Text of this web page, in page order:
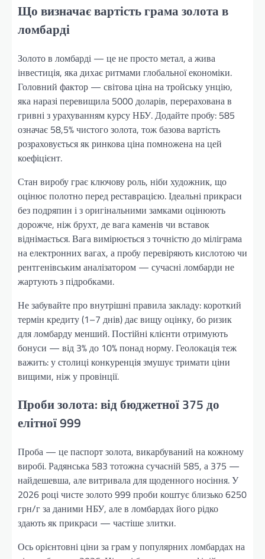
Що визначає вартість грама золота в
ломбарді
Золото в ломбарді — це не просто метал, а жива
інвестиція, яка дихає ритмами глобальної економіки.
Головний фактор — світова ціна на тройську унцію,
яка наразі перевищила 5000 доларів, перерахована в
гривні з урахуванням курсу НБУ. Додайте пробу: 585
означає 58,5% чистого золота, тож базова вартість
розраховується як ринкова ціна помножена на цей
коефіцієнт.
Стан виробу грає ключову роль, ніби художник, що
оцінює полотно перед реставрацією. Ідеальні прикраси
без подряпин і з оригінальними замками оцінюють
дорожче, ніж брухт, де вага каменів чи вставок
віднімається. Вага вимірюється з точністю до міліграма
на електронних вагах, а пробу перевіряють кислотою чи
рентгенівським аналізатором — сучасні ломбарди не
жартують з підробками.
Не забувайте про внутрішні правила закладу: короткий
термін кредиту (1–7 днів) дає вищу оцінку, бо ризик
для ломбарду менший. Постійні клієнти отримують
бонуси — від 3% до 10% понад норму. Геолокація теж
важить: у столиці конкуренція змушує тримати ціни
вищими, ніж у провінції.
Проби золота: від бюджетної 375 до
елітної 999
Проба — це паспорт золота, викарбуваний на кожному
виробі. Радянська 583 тотожна сучасній 585, а 375 —
найдешевша, але витривала для щоденного носіння. У
2026 році чисте золото 999 проби коштує близько 6250
грн/г за даними НБУ, але в ломбардах його рідко
здають як прикраси — частіше злитки.
Ось орієнтовні ціни за грам у популярних ломбардах на